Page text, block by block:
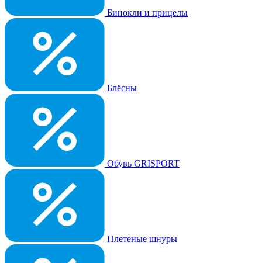
Бинокли и прицелы
Блёсны
Обувь GRISPORT
Плетеные шнуры